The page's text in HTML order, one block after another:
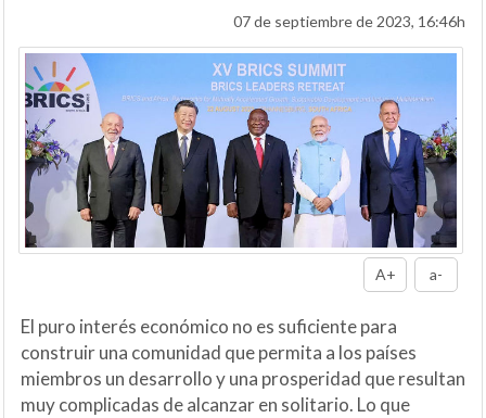
07 de septiembre de 2023, 16:46h
A+ a-
El puro interés económico no es suficiente para
construir una comunidad que permita a los países
miembros un desarrollo y una prosperidad que resultan
muy complicadas de alcanzar en solitario. Lo que